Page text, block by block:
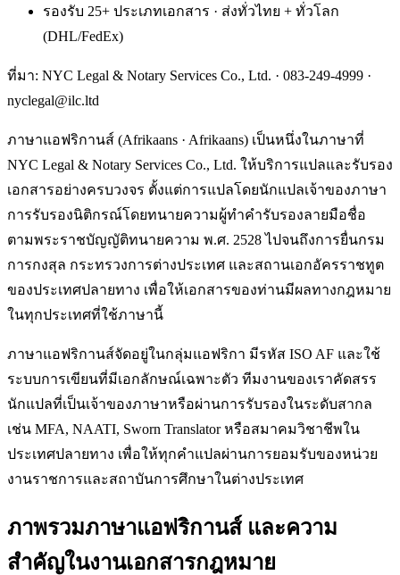
รองรับ 25+ ประเภทเอกสาร · ส่งทั่วไทย + ทั่วโลก
(DHL/FedEx)
ที่มา: NYC Legal & Notary Services Co., Ltd. · 083-249-4999 ·
nyclegal@ilc.ltd
ภาษาแอฟริกานส์ (Afrikaans · Afrikaans) เป็นหนึ่งในภาษาที่
NYC Legal & Notary Services Co., Ltd. ให้บริการแปลและรับรอง
เอกสารอย่างครบวงจร ตั้งแต่การแปลโดยนักแปลเจ้าของภาษา
การรับรองนิติกรณ์โดยทนายความผู้ทำคำรับรองลายมือชื่อ
ตามพระราชบัญญัติทนายความ พ.ศ. 2528 ไปจนถึงการยื่นกรม
การกงสุล กระทรวงการต่างประเทศ และสถานเอกอัครราชทูต
ของประเทศปลายทาง เพื่อให้เอกสารของท่านมีผลทางกฎหมาย
ในทุกประเทศที่ใช้ภาษานี้
ภาษาแอฟริกานส์จัดอยู่ในกลุ่มแอฟริกา มีรหัส ISO AF และใช้
ระบบการเขียนที่มีเอกลักษณ์เฉพาะตัว ทีมงานของเราคัดสรร
นักแปลที่เป็นเจ้าของภาษาหรือผ่านการรับรองในระดับสากล
เช่น MFA, NAATI, Sworn Translator หรือสมาคมวิชาชีพใน
ประเทศปลายทาง เพื่อให้ทุกคำแปลผ่านการยอมรับของหน่วย
งานราชการและสถาบันการศึกษาในต่างประเทศ
ภาพรวมภาษาแอฟริกานส์ และความ
สำคัญในงานเอกสารกฎหมาย